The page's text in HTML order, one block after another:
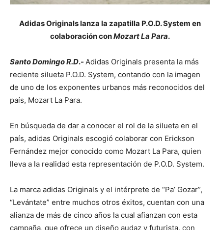
Adidas Originals lanza la zapatilla P.O.D. System en
colaboración conMozart La Para.
Santo Domingo R.D.- Adidas Originals presenta la más
reciente silueta P.O.D. System, contando con la imagen
de uno de los exponentes urbanos más reconocidos del
país, Mozart La Para.
En búsqueda de dar a conocer el rol de la silueta en el
país, adidas Originals escogió colaborar con Erickson
Fernández mejor conocido como Mozart La Para, quien
lleva a la realidad esta representación de P.O.D. System.
La marca adidas Originals y el intérprete de “Pa’ Gozar”,
“Levántate” entre muchos otros éxitos, cuentan con una
alianza de más de cinco años la cual afianzan con esta
campaña, que ofrece un diseño audaz y futurista, con